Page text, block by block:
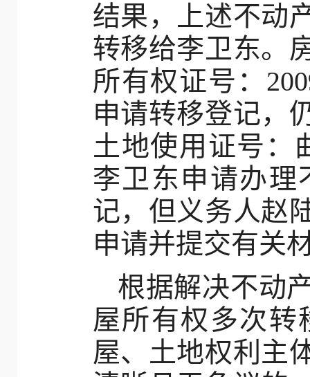
结果，上述不动
转移给李卫东。
所有权证号：
申请转移登记，
土地使用证号：
李卫东申请办理
记，但义务人赵
申请并提交有关
根据解决不动
屋所有权多次转
屋、土地权利主